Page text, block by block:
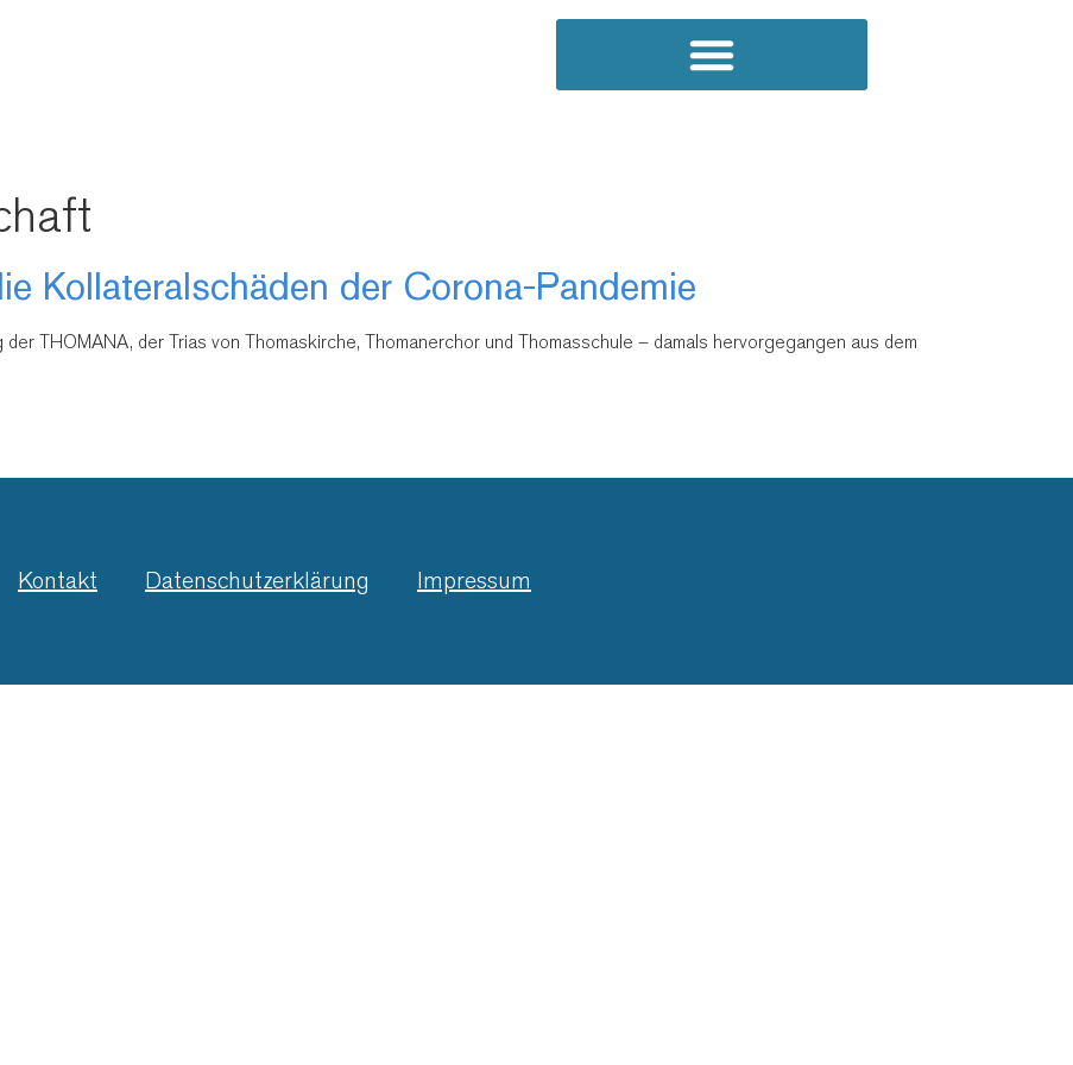
Kollateralschäden der Corona-Pandemie
THOMANA, der Trias von Thomaskirche, Thomanerchor und Thomasschule – damals hervorgegangen aus dem
Kontakt Datenschutzerklärung Impressum